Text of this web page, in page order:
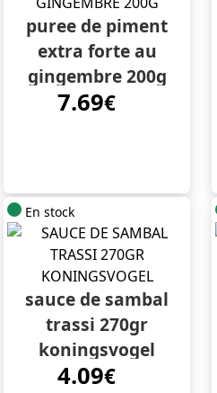
puree de piment
extra forte au
gingembre 200g
7.69€
En stock
sauce de sambal
trassi 270gr
koningsvogel
4.09€